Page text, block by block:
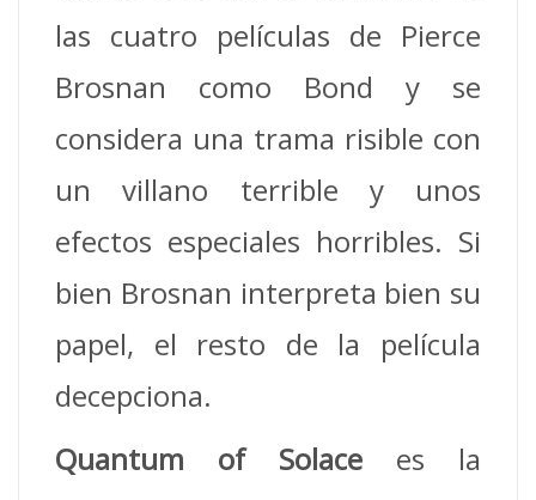
las cuatro películas de Pierce
Brosnan como Bond y se
considera una trama risible con
un villano terrible y unos
efectos especiales horribles. Si
bien Brosnan interpreta bien su
papel, el resto de la película
decepciona.
Quantum of Solace es la